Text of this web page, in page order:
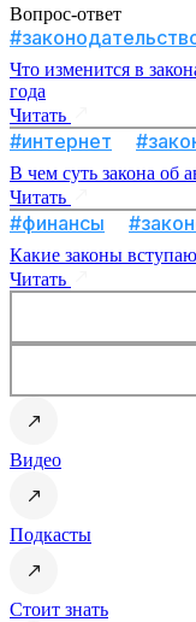
Вопрос-ответ
Что изменится в
года
Читать
#интернет
В чем суть закона об
Читать
#финансы
Какие законы
Читать
Видео
Подкасты
Стоит знать